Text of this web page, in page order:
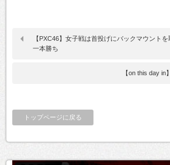
【PXC46】女子戦は首投げにバックマウント
一本勝ち
【on this day
トップページに戻る